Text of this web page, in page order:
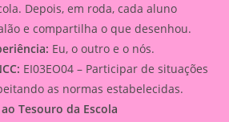
Depois, em roda, cada aluno
e compartilha o que desenhou.
Eu, o outro e o nós.
EI03EO04 – Participar de situações
as normas estabelecidas.
Tesouro da Escola